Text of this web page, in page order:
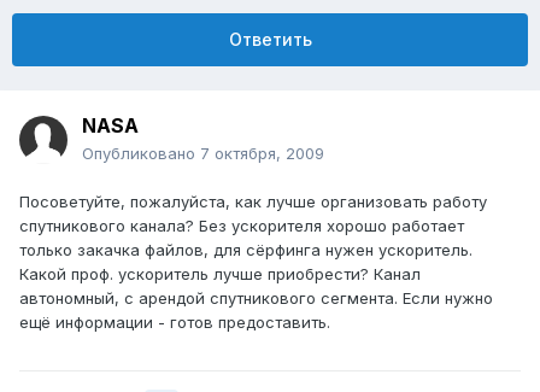
Ответить
NASA
Опубликовано 7 октября, 2009
Посоветуйте, пожалуйста, как лучше организовать работу
спутникового канала? Без ускорителя хорошо работает
только закачка файлов, для сёрфинга нужен ускоритель.
Какой проф. ускоритель лучше приобрести? Канал
автономный, с арендой спутникового сегмента. Если нужно
ещё информации - готов предоставить.